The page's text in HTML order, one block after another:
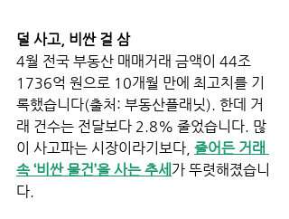
덜 사고, 비싼 걸 삼
4월 전국 부동산 매매거래 금액이 44조
1736억 원으로 10개월 만에 최고치를 기
록했습니다(출처: 부동산플래닛). 한데 거
래 건수는 전달보다 2.8% 줄었습니다. 많
이 사고파는 시장이라기보다, 줄어든 거래
속 ‘비싼 물건’을 사는 추세 가 뚜렷해졌습니
다.